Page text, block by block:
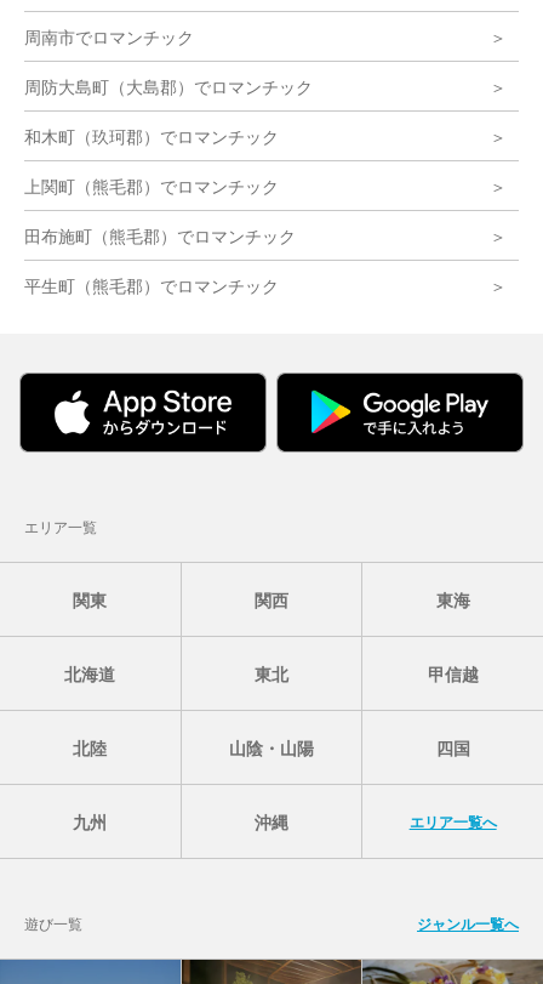
周南市でロマンチック
周防大島町（大島郡）でロマンチック
和木町（玖珂郡）でロマンチック
上関町（熊毛郡）でロマンチック
田布施町（熊毛郡）でロマンチック
平生町（熊毛郡）でロマンチック
エリア一覧
関東 関西 東海
北海道 東北 甲信越
北陸 山陰・山陽 四国
九州 沖縄 エリア一覧へ
遊び一覧 ジャンル一覧へ